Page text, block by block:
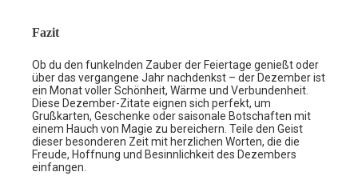
Fazit
Ob du den funkelnden Zauber der Feiertage genießt oder
über das vergangene Jahr nachdenkst – der Dezember ist
ein Monat voller Schönheit, Wärme und Verbundenheit.
Diese Dezember-Zitate eignen sich perfekt, um
Grußkarten, Geschenke oder saisonale Botschaften mit
einem Hauch von Magie zu bereichern. Teile den Geist
dieser besonderen Zeit mit herzlichen Worten, die die
Freude, Hoffnung und Besinnlichkeit des Dezembers
einfangen.